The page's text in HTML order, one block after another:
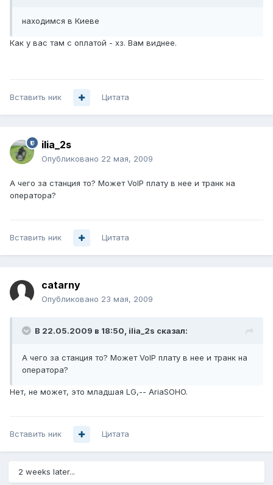
находимся в Киеве
Как у вас там с оплатой - хз. Вам виднее.
Вставить ник Цитата
ilia_2s
Опубликовано 22 мая, 2009
А чего за станция то? Может VoIP плату в нее и транк на
оператора?
Вставить ник Цитата
catarny
Опубликовано 23 мая, 2009
В 22.05.2009 в 18:50, ilia_2s сказал:
А чего за станция то? Может VoIP плату в нее и транк на
оператора?
Нет, не может, это младшая LG,-- AriaSOHO.
Вставить ник Цитата
2 weeks later...